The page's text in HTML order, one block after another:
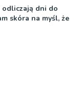
odliczają dni do
skóra na myśl, że